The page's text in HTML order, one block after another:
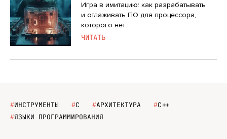
Игра в имитацию: как разрабатывать
и отлаживать ПО для процессора,
которого нет
ЧИТАТЬ
#ИНСТРУМЕНТЫ #C #АРХИТЕКТУРА #С++
#ЯЗЫКИ ПРОГРАММИРОВАНИЯ